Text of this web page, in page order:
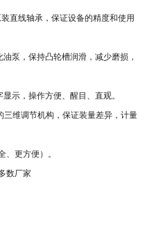
直线轴承，保证设备的精度和使用
泵，保持凸轮槽润滑，减少磨损，
示，操作方便、醒目、直观。
维调节机构，保证装量差异，计量
、更方便）。
数厂家